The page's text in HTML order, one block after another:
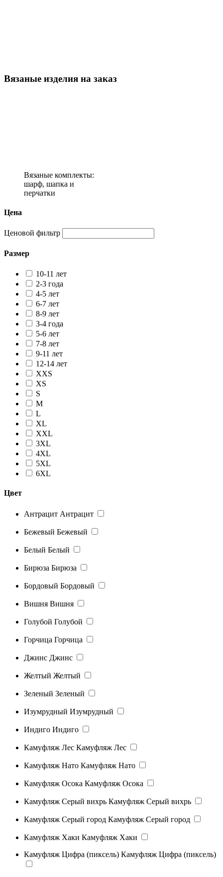
Вязаные изделия на заказ
Вязаные комплекты:
шарф, шапка и
перчатки
Цена
Ценовой фильтр
Размер
10-11 лет
2-3 года
4-5 лет
6-7 лет
8-9 лет
3-4 года
5-6 лет
7-8 лет
9-11 лет
12-14 лет
XXS
XS
S
M
L
XL
XXL
3XL
4XL
5XL
6XL
Цвет
Антрацит Антрацит
Бежевый Бежевый
Белый Белый
Бирюза Бирюза
Бордовый Бордовый
Вишня Вишня
Голубой Голубой
Горчица Горчица
Джинс Джинс
Желтый Желтый
Зеленый Зеленый
Изумрудный Изумрудный
Индиго Индиго
Камуфляж Лес Камуфляж Лес
Камуфляж Нато Камуфляж Нато
Камуфляж Осока Камуфляж Осока
Камуфляж Серый вихрь Камуфляж Серый вихрь
Камуфляж Серый город Камуфляж Серый город
Камуфляж Хаки Камуфляж Хаки
Камуфляж Цифра (пиксель) Камуфляж Цифра (пиксель)